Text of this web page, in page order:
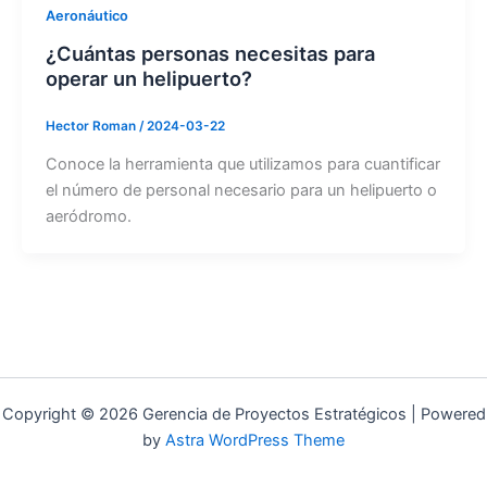
Aeronáutico
¿Cuántas personas necesitas para
operar un helipuerto?
Hector Roman /2024-03-22
Conoce la herramienta que utilizamos para cuantificar
el número de personal necesario para un helipuerto o
aeródromo.
Copyright © 2026 Gerencia de Proyectos Estratégicos | Powered
by Astra WordPress Theme